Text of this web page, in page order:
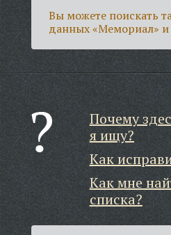
Вы можете поискать
данных «Мемориал»
Почему
я ищу?
Как
Как мне
списка?